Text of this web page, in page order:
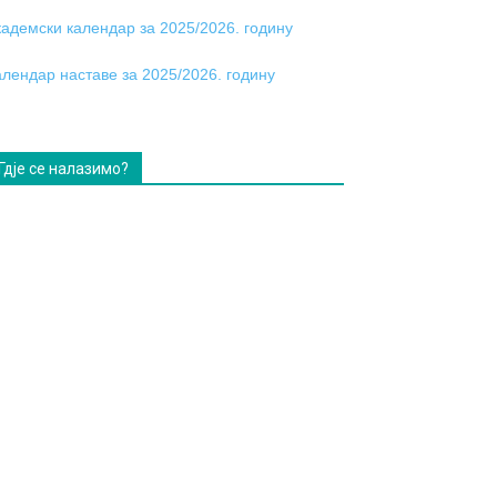
календар за 2025/2026. годину
наставе за 2025/2026. годину
се налазимо?